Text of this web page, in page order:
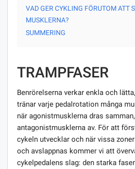
VAD GER CYKLING FÖRUTOM ATT
MUSKLERNA?
SUMMERING
TRAMPFASER
Benrörelserna verkar enkla och
tränar varje pedalrotation många
när agonistmusklerna dras
antagonistmusklerna av. För att
cykeln utvecklar och när vissa
och avslappnas kommer vi att
cykelpedalens slag: den starka